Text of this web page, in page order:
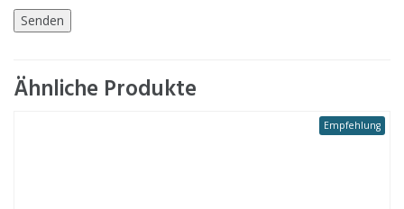
Ähnliche Produkte
Empfehlung